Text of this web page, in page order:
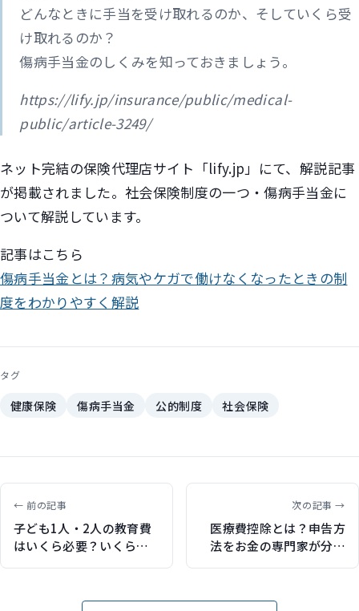
どんなときに手当を受け取れるのか、そしていくら受
け取れるのか？
傷病手当金のしくみを知っておきましょう。
https://lify.jp/insurance/public/medical-
public/article-3249/
ネット完結の保険代理店サイト「lify.jp」にて、解説記事
が掲載されました。社会保険制度の一つ・傷病手当金に
ついて解説しています。
記事はこちら
傷病手当金とは？病気やケガで働けなくなったときの制
度をわかりやすく解説
タグ
健康保険 傷病手当金 公的制度 社会保険
← 前の記事
子ども1人・2人の教育費
はいくら必要？いくら貯
次の記事 →
医療費控除とは？申告方
法をお金の専門家が分か